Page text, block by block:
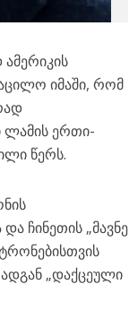
იმაში, რომ
ლამის ერთი-
წერს.
ჩინეთის „მავნე
„დაქცეული